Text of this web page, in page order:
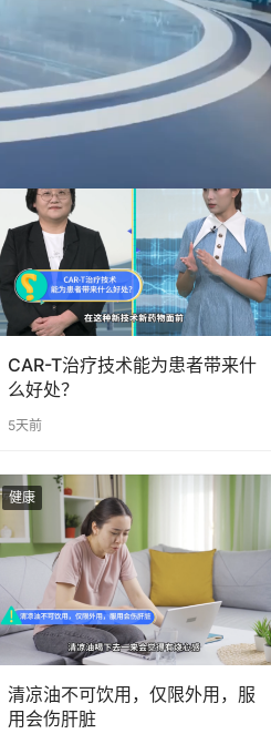
下一篇
CAR-T治疗技术能为患者带来什
么好处？
5天前
健康
清凉油不可饮用，仅限外用，服
用会伤肝脏